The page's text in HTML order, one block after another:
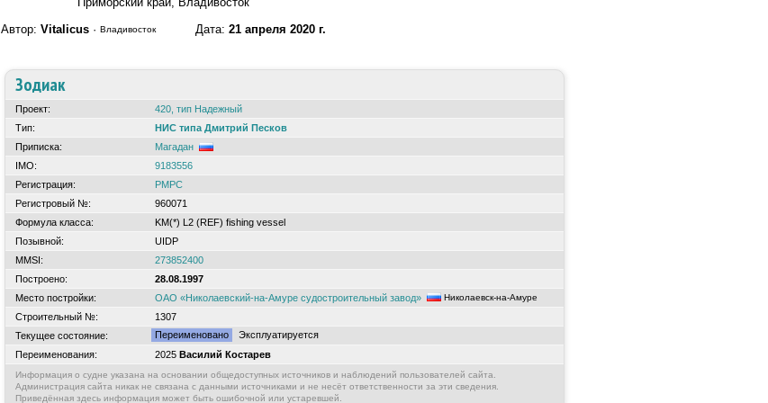
Автор: Vitalicus· ВладивостокДата: 21 апреля 2020 г.
Зодиак
Проект:
420, тип Надежный
Тип:
НИС типа Дмитрий Песков
Приписка:
Магадан
IMO:
9183556
Регистрация:
РМРС
Регистровый №:
960071
Формула класса:
KM(*) L2 (REF) fishing vessel
Позывной:
UIDP
MMSI:
273852400
Построено:
28.08.1997
Место постройки:
ОАО «Николаевский-на-Амуре судостроительный завод» Николаевск-на-Амуре
Строительный №:
1307
Текущее состояние:
Переименовано
Эксплуатируется
Переименования:
2025 Василий Костарев
Информация о судне указана на основании общедоступных источников и наблюдений пользователей сайта.
Администрация сайта никак не связана с данными источниками и не несёт ответственности за эти сведения.
Приведённая здесь информация может быть ошибочной или устаревшей.